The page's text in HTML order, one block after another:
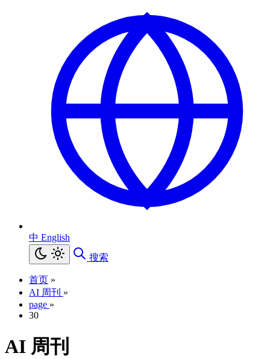
中 English
搜索
首页 »
AI 周刊 »
page »
30
AI 周刊